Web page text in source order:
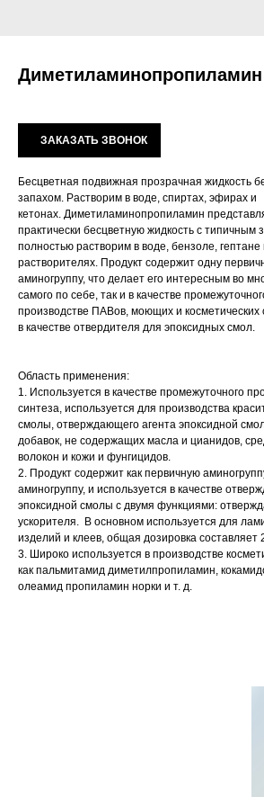
Диметиламинопропиламин
ЗАКАЗАТЬ ЗВОНОК
Бесцветная подвижная прозрачная жидкость
запахом. Растворим в воде, спиртах, эфирах и
кетонах. Диметиламинопропиламин
практически бесцветную жидкость с типичным
полностью растворим в воде, бензоле, гептане
растворителях. Продукт содержит одну
аминогруппу, что делает его интересным во
самого по себе, так и в качестве
производстве ПАВов, моющих и косметических
в качестве отвердителя для эпоксидных смол.
Область применения:
1. Используется в качестве промежуточного
синтеза, используется для производства
смолы, отверждающего агента эпоксидной
добавок, не содержащих масла и цианидов,
волокон и кожи и фунгицидов.
2. Продукт содержит как первичную
аминогруппу, и используется в качестве
эпоксидной смолы с двумя функциями:
ускорителя. В основном используется для
изделий и клеев, общая дозировка составляет
3. Широко используется в производстве
как пальмитамид диметилпропиламин,
олеамид пропиламин норки и т. д.